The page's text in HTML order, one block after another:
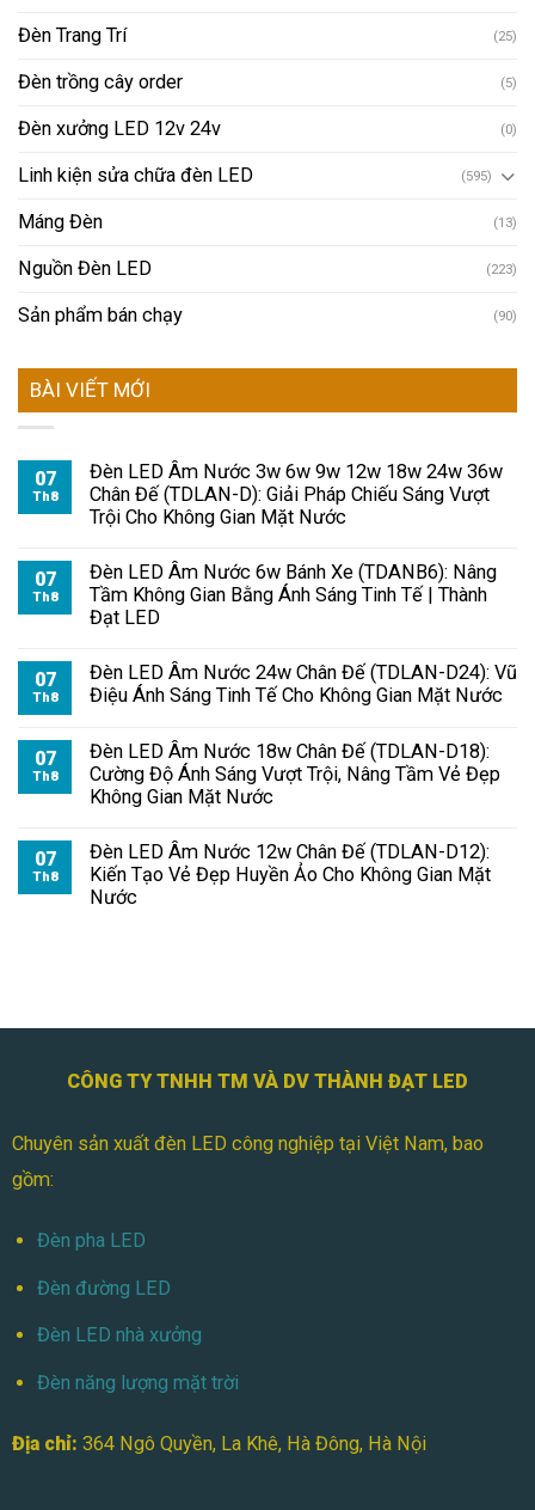
Đèn Trang Trí (25)
Đèn trồng cây order (5)
Đèn xưởng LED 12v 24v (0)
Linh kiện sửa chữa đèn LED (595)
Máng Đèn (13)
Nguồn Đèn LED (223)
Sản phẩm bán chạy (90)
BÀI VIẾT MỚI
07
Th8
Đèn LED Âm Nước 3w 6w 9w 12w 18w 24w 36w
Chân Đế (TDLAN-D): Giải Pháp Chiếu Sáng Vượt
Trội Cho Không Gian Mặt Nước
07
Th8
Đèn LED Âm Nước 6w Bánh Xe (TDANB6): Nâng
Tầm Không Gian Bằng Ánh Sáng Tinh Tế | Thành
Đạt LED
07
Th8
Đèn LED Âm Nước 24w Chân Đế (TDLAN-D24): Vũ
Điệu Ánh Sáng Tinh Tế Cho Không Gian Mặt Nước
07
Th8
Đèn LED Âm Nước 18w Chân Đế (TDLAN-D18):
Cường Độ Ánh Sáng Vượt Trội, Nâng Tầm Vẻ Đẹp
Không Gian Mặt Nước
07
Th8
Đèn LED Âm Nước 12w Chân Đế (TDLAN-D12):
Kiến Tạo Vẻ Đẹp Huyền Ảo Cho Không Gian Mặt
Nước
CÔNG TY TNHH TM VÀ DV THÀNH ĐẠT LED
Chuyên sản xuất đèn LED công nghiệp tại Việt Nam, bao
gồm:
Đèn pha LED
Đèn đường LED
Đèn LED nhà xưởng
Đèn năng lượng mặt trời
Địa chỉ: 364 Ngô Quyền, La Khê, Hà Đông, Hà Nội